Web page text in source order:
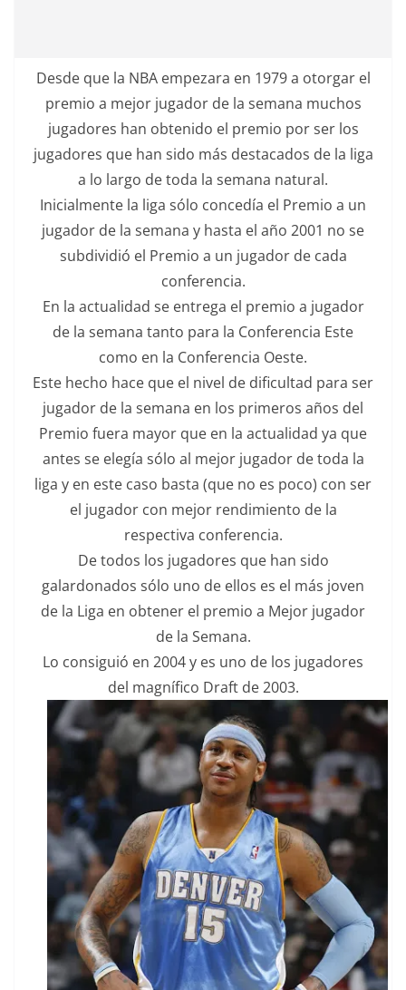
Desde que la NBA empezara en 1979 a otorgar el
premio a mejor jugador de la semana muchos
jugadores han obtenido el premio por ser los
jugadores que han sido más destacados de la liga
a lo largo de toda la semana natural.
Inicialmente la liga sólo concedía el Premio a un
jugador de la semana y hasta el año 2001 no se
subdividió el Premio a un jugador de cada
conferencia.
En la actualidad se entrega el premio a jugador
de la semana tanto para la Conferencia Este
como en la Conferencia Oeste.
Este hecho hace que el nivel de dificultad para ser
jugador de la semana en los primeros años del
Premio fuera mayor que en la actualidad ya que
antes se elegía sólo al mejor jugador de toda la
liga y en este caso basta (que no es poco) con ser
el jugador con mejor rendimiento de la
respectiva conferencia.
De todos los jugadores que han sido
galardonados sólo uno de ellos es el más joven
de la Liga en obtener el premio a Mejor jugador
de la Semana.
Lo consiguió en 2004 y es uno de los jugadores
del magnífico Draft de 2003.